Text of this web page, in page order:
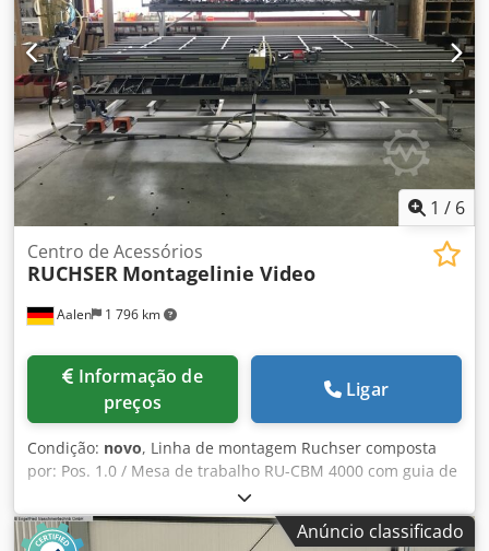
1 / 6
Aalen 1 796 km
Centro de Acessórios
RUCHSER Montagelinie Video
preços
Ligar
Condição: novo, Linha de montagem Ruchser composta
por: Pos. 1.0 / Mesa de trabalho RU-CBM 4000 com guia de
deslizamento alongada em 500 mm para a montagem
adicional de uma máquina de aparafusamento de
suportes de alumínio para RU-CSA-SMB ou RU-CSA-SMZD
Anúncio classificado